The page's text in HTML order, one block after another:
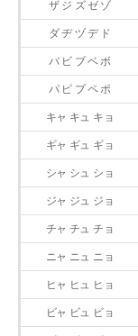
ザ ジ ズ ゼ ゾ
ダ ヂ ヅ デ ド
バ ビ ブ ベ ボ
パ ピ プ ペ ポ
キャ キュ キョ
ギャ ギュ ギョ
シャ シュ ショ
ジャ ジュ ジョ
チャ チュ チョ
ニャ ニュ ニョ
ヒャ ヒュ ヒョ
ビャ ビュ ビョ